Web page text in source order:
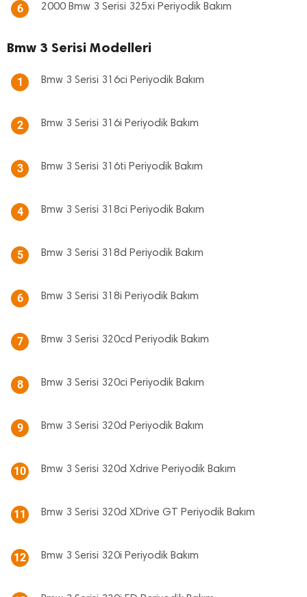
6 2000 Bmw 3 Serisi 325xi Periyodik Bakım
Bmw 3 Serisi Modelleri
1 Bmw 3 Serisi 316ci Periyodik Bakım
2 Bmw 3 Serisi 316i Periyodik Bakım
3 Bmw 3 Serisi 316ti Periyodik Bakım
4 Bmw 3 Serisi 318ci Periyodik Bakım
5 Bmw 3 Serisi 318d Periyodik Bakım
6 Bmw 3 Serisi 318i Periyodik Bakım
7 Bmw 3 Serisi 320cd Periyodik Bakım
8 Bmw 3 Serisi 320ci Periyodik Bakım
9 Bmw 3 Serisi 320d Periyodik Bakım
10 Bmw 3 Serisi 320d Xdrive Periyodik Bakım
11 Bmw 3 Serisi 320d XDrive GT Periyodik Bakım
12 Bmw 3 Serisi 320i Periyodik Bakım